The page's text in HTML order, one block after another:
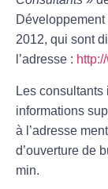
2012, qui sont
l’adresse :
Les
informations
à l’adresse
d’ouverture de
min.